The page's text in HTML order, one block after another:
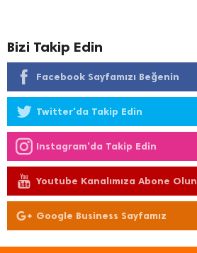
Bizi Takip Edin
Facebook Sayfamızı Beğenin
Twitter'da Takip Edin
Instagram'da Takip Edin
Youtube Kanalımıza Abone Olun
Google Business Sayfamız